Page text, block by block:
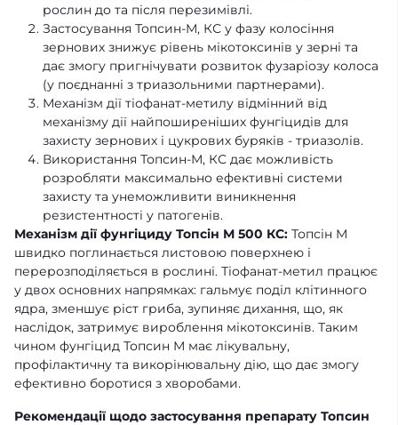
рослин до та після перезимівлі.
Застосування Топсин-М, КС у фазу колосіння
зернових знижує рівень мікотоксинів у зерні та
дає змогу пригнічувати розвиток фузаріозу колоса
(у поєднанні з триазольними партнерами).
Механізм дії тіофанат-метилу відмінний від
механізму дії найпоширеніших фунгіцидів для
захисту зернових і цукрових буряків - триазолів.
Використання Топсин-М, КС дає можливість
розробляти максимально ефективні системи
захисту та унеможливити виникнення
резистентності у патогенів.
Механізм дії фунгіциду Топсін М 500 КС: Топсін М
швидко поглинається листовою поверхнею і
перерозподіляється в рослині. Тіофанат-метил працює
у двох основних напрямках: гальмує поділ клітинного
ядра, зменшує ріст гриба, зупиняє дихання, що, як
наслідок, затримує вироблення мікотоксинів. Таким
чином фунгіцид Топсин М має лікувальну,
профілактичну та викорінювальну дію, що дає змогу
ефективно боротися з хворобами.
Рекомендації щодо застосування препарату Топсин